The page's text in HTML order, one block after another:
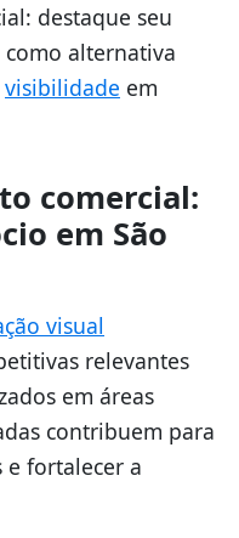
destaque seu
alternativa
visibilidade em
comercial:
em São
visual
relevantes
em áreas
contribuem para
e fortalecer a